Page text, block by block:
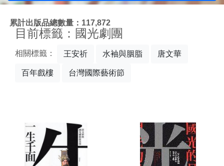
累計出版品總數量：117,872
目前標籤：國光劇團
相關標籤： 王安祈 水袖與胭脂 唐文華
百年戲樓 台灣國際藝術節